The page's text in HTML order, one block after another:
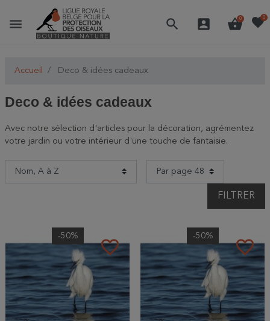
menu search account_box shopping_basket
0 favorite0
Accueil Deco & idées cadeaux
Deco & idées cadeaux
Avec notre sélection d'articles pour la décoration, agrémentez
votre jardin ou votre intérieur d'une touche de fantaisie.
FILTRER
favorite_border
-50%
favorite_border
-50%